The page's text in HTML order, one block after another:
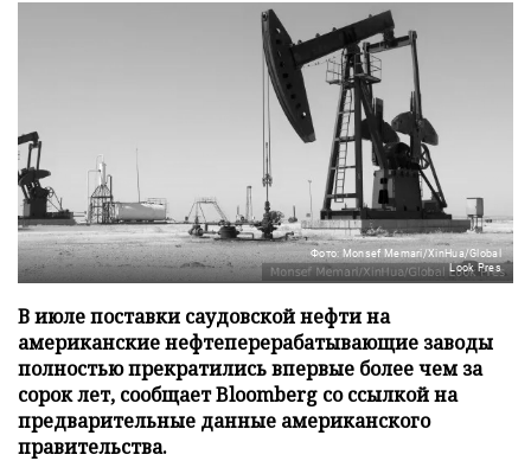
Фото: Monsef Memari/XinHua/Global
Look Pres
В июле поставки саудовской нефти на
американские нефтеперерабатывающие заводы
полностью прекратились впервые более чем за
сорок лет, сообщает Bloomberg со ссылкой на
предварительные данные американского
правительства.